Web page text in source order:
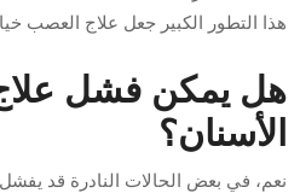
هذا التطور الكبير جعل علاج العصب
هل يمكن فشل
الأسنان؟
نعم، في بعض الحالات النادرة قد